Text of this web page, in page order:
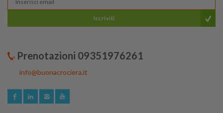
Iscriviti
Prenotazioni 09351976261
info@buonacrociera.it